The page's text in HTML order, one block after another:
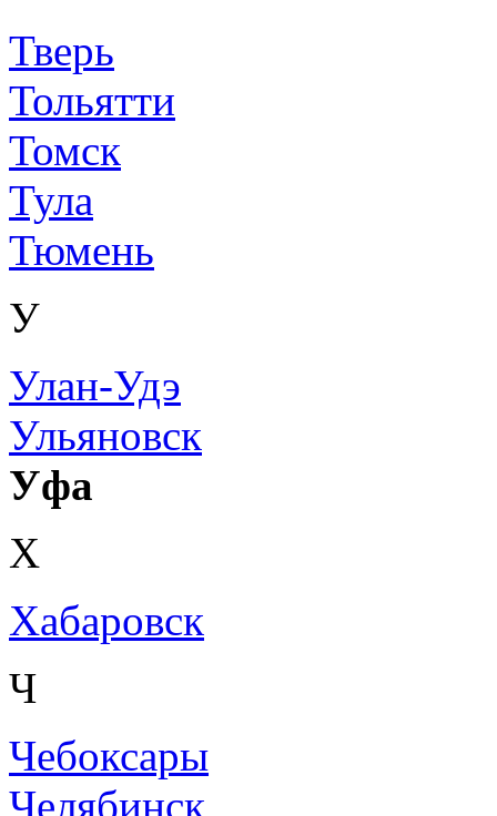
Тверь
Тольятти
Томск
Тула
Тюмень
У
Улан-Удэ
Ульяновск
Уфа
Х
Хабаровск
Ч
Чебоксары
Челябинск